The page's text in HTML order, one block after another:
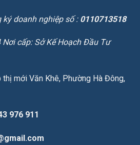
doanh nghiệp số : 0110713518
cấp: Sở Kế Hoạch Đầu Tư
thị mới Văn Khê, Phường Hà Đông,
976 911